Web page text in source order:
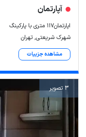
آپارتمان
اپارتمان۱۱۷ متری با پارکینگ
شهرک شریعتی, تهران
مشاهده جزییات
3 تصویر